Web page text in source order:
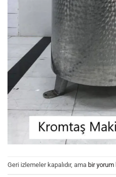
Geri izlemeler kapalıdır, ama bir yorum